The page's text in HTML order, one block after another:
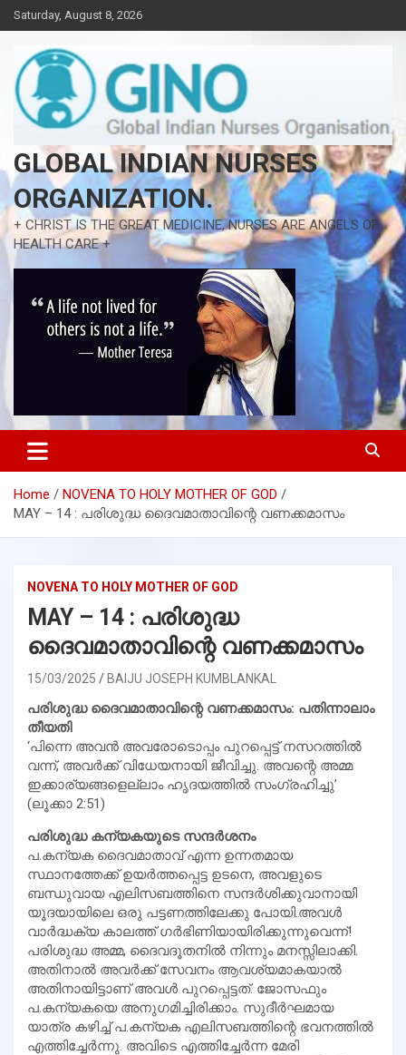
Skip
to
content
Saturday, August 8, 2026
GLOBAL INDIAN NURSES
ORGANIZATION.
+ CHRIST IS THE GREAT MEDICINE, NURSES ARE ANGELS OF
HEALTH CARE +
Home
NOVENA TO HOLY MOTHER OF GOD
MAY – 14 : പരിശുദ്ധ ദൈവമാതാവിന്റെ വണക്കമാസം
NOVENA TO HOLY MOTHER OF GOD
MAY – 14 : പരിശുദ്ധ
ദൈവമാതാവിന്റെ വണക്കമാസം
15/03/2025 BAIJU JOSEPH KUMBLANKAL
പരിശുദ്ധ ദൈവമാതാവിന്റെ വണക്കമാസം: പതിന്നാലാം
തീയതി
‘പിന്നെ അവന്‍ അവരോടൊപ്പം പുറപ്പെട്ട് നസറത്തില്‍
വന്ന്, അവര്‍ക്ക് വിധേയനായി ജീവിച്ചു. അവന്റെ അമ്മ
ഇക്കാര്യങ്ങളെല്ലാം ഹൃദയത്തില്‍ സംഗ്രഹിച്ചു’
(ലൂക്കാ 2:51)
പരിശുദ്ധ കന്യകയുടെ സന്ദര്‍ശനം
പ.കന്യക ദൈവമാതാവ് എന്ന ഉന്നതമായ
സ്ഥാനത്തേക്ക് ഉയര്‍ത്തപ്പെട്ട ഉടനെ, അവളുടെ
ബന്ധുവായ എലിസബത്തിനെ സന്ദര്‍ശിക്കുവാനായി
യൂദയായിലെ ഒരു പട്ടണത്തിലേക്കു പോയി.അവള്‍
വാര്‍ദ്ധക്യ കാലത്ത് ഗര്‍ഭിണിയായിരിക്കുന്നുവെന്ന്!
പരിശുദ്ധ അമ്മ, ദൈവദൂതനില്‍ നിന്നും മനസ്സിലാക്കി.
അതിനാല്‍ അവര്‍ക്ക് സേവനം ആവശ്യമാകയാല്‍
അതിനായിട്ടാണ് അവള്‍ പുറപ്പെട്ടത്. ജോസഫും
പ.കന്യകയെ അനുഗമിച്ചിരിക്കാം. സുദീര്‍ഘമായ
യാത്ര കഴിച്ച് പ.കന്യക എലിസബത്തിന്റെ ഭവനത്തില്‍
എത്തിച്ചേര്‍ന്നു. അവിടെ എത്തിച്ചേര്‍ന്ന മേരി